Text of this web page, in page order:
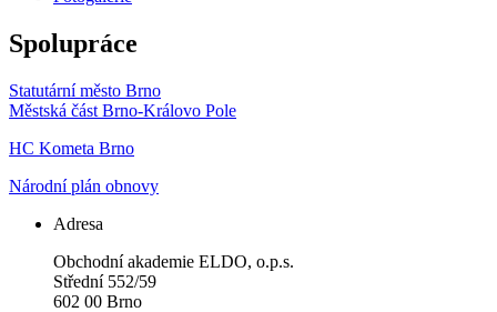
Spolupráce
Statutární město Brno
Městská část Brno-Královo Pole
HC Kometa Brno
Národní plán obnovy
Adresa
Obchodní akademie ELDO, o.p.s.
Střední 552/59
602 00 Brno